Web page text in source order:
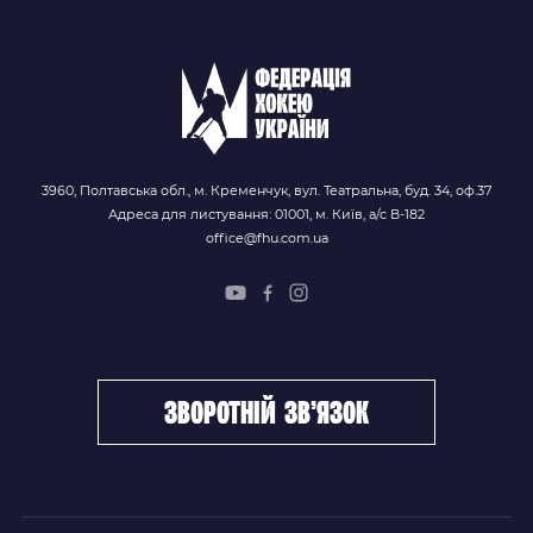
3960, Полтавська обл., м. Кременчук, вул. Театральна, буд. 34, оф.37
Адреса для листування: 01001, м. Київ, а/с В-182
office@fhu.com.ua
зворотній зв’язок